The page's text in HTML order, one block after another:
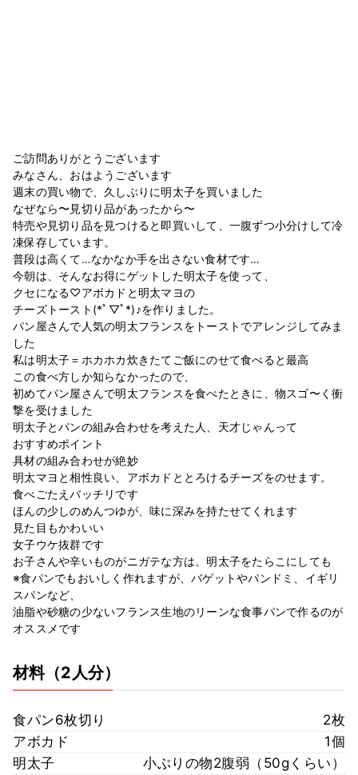
ご訪問ありがとうございます
みなさん、おはようございます
週末の買い物で、久しぶりに明太子を買いました
なぜなら〜見切り品があったから〜
特売や見切り品を見つけると即買いして、一腹ずつ小分けして冷
凍保存しています。
普段は高くて…なかなか手を出さない食材です…
今朝は、そんなお得にゲットした明太子を使って、
クセになる♡アボカドと明太マヨの
チーズトースト(*ﾟ▽ﾟ*)♪を作りました。
パン屋さんで人気の明太フランスをトーストでアレンジしてみま
した
私は明太子＝ホカホカ炊きたてご飯にのせて食べると最高
この食べ方しか知らなかったので、
初めてパン屋さんで明太フランスを食べたときに、物スゴ〜く衝
撃を受けました
明太子とパンの組み合わせを考えた人、天才じゃんって
おすすめポイント
具材の組み合わせが絶妙
明太マヨと相性良い、アボカドととろけるチーズをのせます。
食べごたえバッチリです
ほんの少しのめんつゆが、味に深みを持たせてくれます
見た目もかわいい
女子ウケ抜群です
お子さんや辛いものがニガテな方は。明太子をたらこにしても
※食パンでもおいしく作れますが、バゲットやパンドミ、イギリ
スパンなど、
油脂や砂糖の少ないフランス生地のリーンな食事パンで作るのが
オススメです
材料（2人分）
食パン6枚切り
2枚
アボカド
1個
明太子
小ぶりの物2腹弱（50gくらい）